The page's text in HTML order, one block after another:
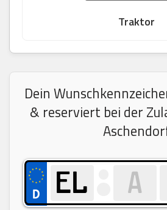
Traktor
Dein
& reserviert bei der